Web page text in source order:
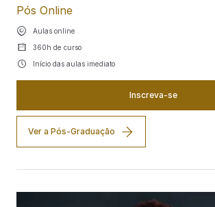
Pós Online
Aulas online
360h de curso
Início das aulas imediato
Inscreva-se
Ver a Pós-Graduação